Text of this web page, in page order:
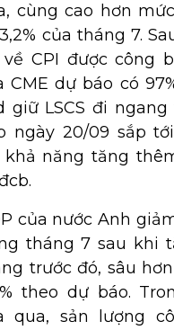
cùng cao hơn
của tháng 7.
CPI được công
CME dự báo có
giữ LSCS đi
ngày 20/09 sắp
khả năng tăng
của nước Anh
tháng 7 sau khi
trước đó, sâu
theo dự báo.
qua, sản lượng